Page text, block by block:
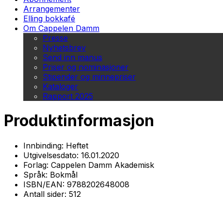
Arrangementer
Elling bokkafé
Om Cappelen Damm
Presse
Nyhetsbrev
Send inn manus
Priser og nominasjoner
Stipender og minnepriser
Kataloger
Rapport 2025
Produktinformasjon
Innbinding: Heftet
Utgivelsesdato: 16.01.2020
Forlag: Cappelen Damm Akademisk
Språk: Bokmål
ISBN/EAN: 9788202648008
Antall sider: 512